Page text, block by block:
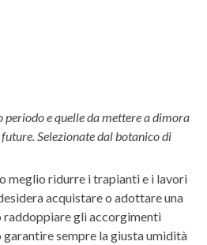
periodo e quelle da mettere a dimora
Selezionate dal botanico di
meglio ridurre i trapianti e i lavori
acquistare o adottare una
raddoppiare gli accorgimenti
sempre la giusta umidità